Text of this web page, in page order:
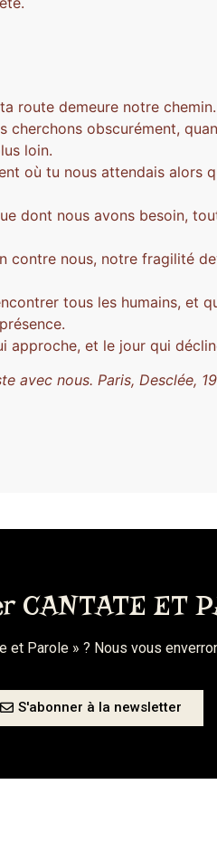
route demeure notre chemin.
cherchons obscurément,
loin.
où tu nous attendais alors
dont nous avons besoin,
contre nous, notre fragilité
tous les humains, et
approche, et le jour qui
avec nous. Paris, Desclée,
CANTATE ET
et Parole » ? Nous vous
S'abonner à la newsletter